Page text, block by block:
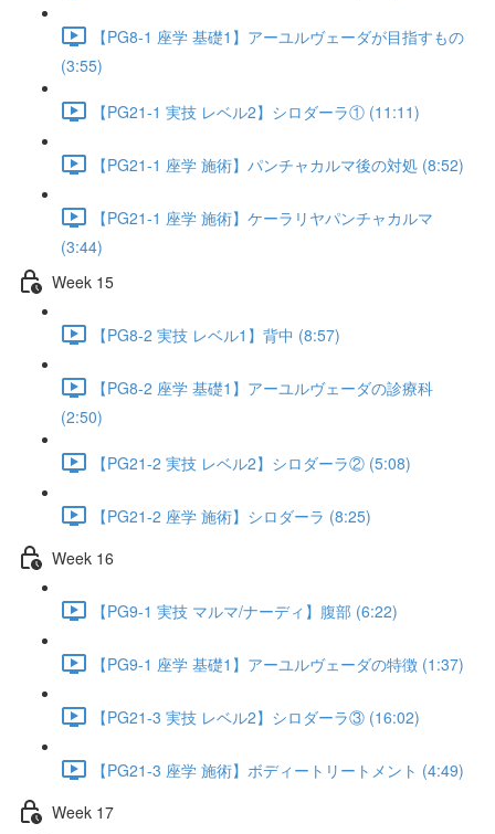
【PG8-1 座学 基礎1】アーユルヴェーダが目指すもの
(3:55)
【PG21-1 実技 レベル2】シロダーラ① (11:11)
【PG21-1 座学 施術】パンチャカルマ後の対処 (8:52)
【PG21-1 座学 施術】ケーラリヤパンチャカルマ
(3:44)
Week 15
【PG8-2 実技 レベル1】背中 (8:57)
【PG8-2 座学 基礎1】アーユルヴェーダの診療科
(2:50)
【PG21-2 実技 レベル2】シロダーラ② (5:08)
【PG21-2 座学 施術】シロダーラ (8:25)
Week 16
【PG9-1 実技 マルマ/ナーディ】腹部 (6:22)
【PG9-1 座学 基礎1】アーユルヴェーダの特徴 (1:37)
【PG21-3 実技 レベル2】シロダーラ③ (16:02)
【PG21-3 座学 施術】ボディートリートメント (4:49)
Week 17